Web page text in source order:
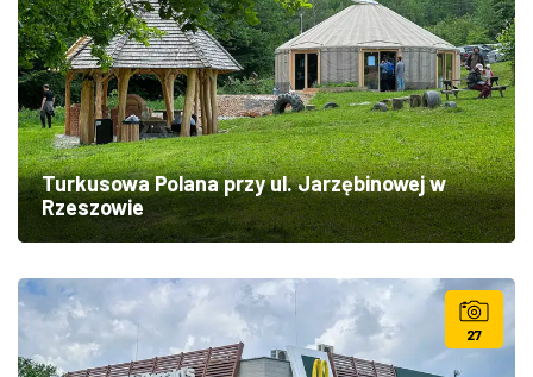
Turkusowa Polana przy ul. Jarzębinowej w
Rzeszowie
27